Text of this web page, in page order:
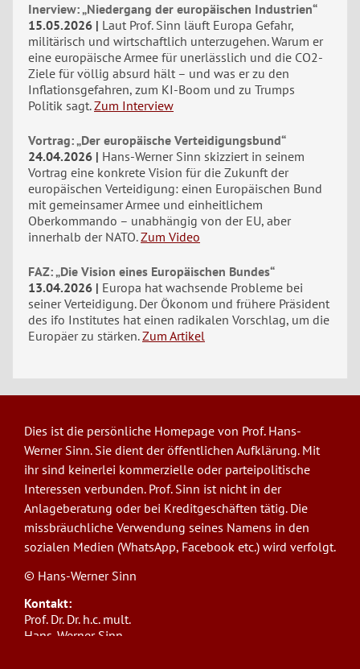
Inerview: „Niedergang der europäischen Industrien“
15.05.2026
Laut Prof. Sinn läuft Europa Gefahr,
militärisch und wirtschaftlich unterzugehen. Warum er
eine europäische Armee für unerlässlich und die CO2-
Ziele für völlig absurd hält – und was er zu den
Inflationsgefahren, zum KI-Boom und zu Trumps
Politik sagt. Zum Interview
Vortrag: „Der europäische Verteidigungsbund“
24.04.2026
Hans-Werner Sinn skizziert in seinem
Vortrag eine konkrete Vision für die Zukunft der
europäischen Verteidigung: einen Europäischen Bund
mit gemeinsamer Armee und einheitlichem
Oberkommando – unabhängig von der EU, aber
innerhalb der NATO. Zum Video
FAZ: „Die Vision eines Europäischen Bundes“
13.04.2026
Europa hat wachsende Probleme bei
seiner Verteidigung. Der Ökonom und frühere Präsident
des ifo Institutes hat einen radikalen Vorschlag, um die
Europäer zu stärken. Zum Artikel
Dies ist die persönliche Homepage von Prof. Hans-
Werner Sinn. Sie dient der öffentlichen Aufklärung. Mit
ihr sind keinerlei kommerzielle oder parteipolitische
Interessen verbunden. Prof. Sinn ist nicht in der
Anlageberatung oder bei Kreditgeschäften tätig. Die
missbräuchliche Verwendung seines Namens in den
sozialen Medien (WhatsApp, Facebook etc.) wird verfolgt.
© Hans-Werner Sinn
Kontakt:
Prof. Dr. Dr. h.c. mult.
Hans-Werner Sinn,